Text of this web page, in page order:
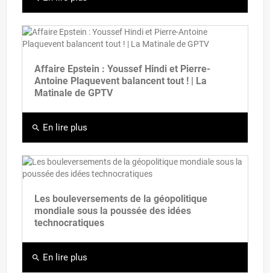
Affaire Epstein : Youssef Hindi et Pierre-
Antoine Plaquevent balancent tout ! | La
Matinale de GPTV
search En lire plus
Les bouleversements de la géopolitique
mondiale sous la poussée des idées
technocratiques
search En lire plus